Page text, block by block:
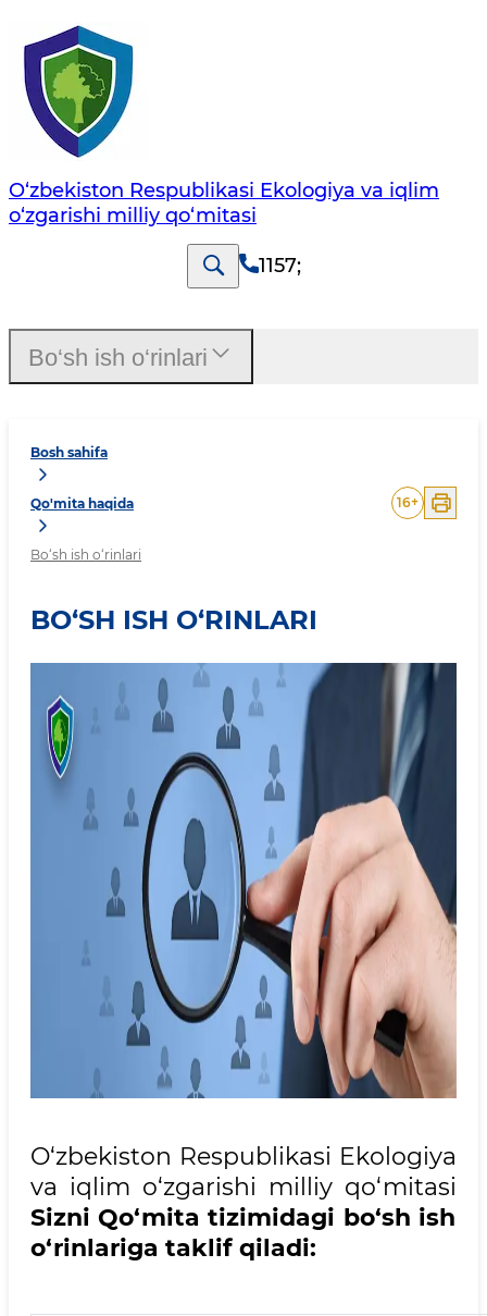
O‘zbekiston Respublikasi Ekologiya va iqlim
o‘zgarishi milliy qo‘mitasi
1157;
Bosh sahifa
Qo'mita haqida
Bo‘sh ish o‘rinlari
16+
BO‘SH ISH O‘RINLARI
O‘zbekiston Respublikasi Ekologiya
va iqlim o‘zgarishi milliy qo‘mitasi
Sizni Qo‘mita tizimidagi bo‘sh ish
o‘rinlariga taklif qiladi:
Bo‘sh ish o‘rinlari